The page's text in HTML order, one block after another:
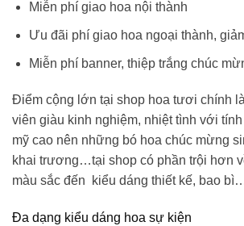
Miễn phí giao hoa nội thành
Ưu đãi phí giao hoa ngoại thành,
Miễn phí banner, thiệp trắng chúc
Điểm cộng lớn tại shop hoa tươi chính
viên giàu kinh nghiệm, nhiệt tình với
mỹ cao nên những bó hoa chúc mừng
khai trương…tại shop có phần trội hơn
màu sắc đến kiểu dáng thiết kế, bao
Đa dạng kiểu dáng hoa sự kiện